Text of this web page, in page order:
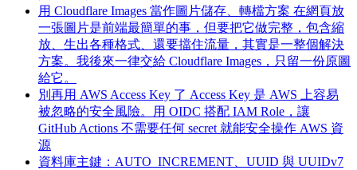
用 Cloudflare Images 當作圖片儲存、轉檔方案 在網頁放
一張圖片是前端最簡單的事，但要把它做完整，包含縮
放、生出各種格式、還要擋住流量，其實是一整個解決
方案。我後來一律交給 Cloudflare Images，只留一份原圖
給它。
別再用 AWS Access Key 了 Access Key 是 AWS 上容易
被忽略的安全風險。用 OIDC 搭配 IAM Role，讓
GitHub Actions 不需要任何 secret 就能安全操作 AWS 資
源
資料庫主鍵：AUTO_INCREMENT、UUID 與 UUIDv7